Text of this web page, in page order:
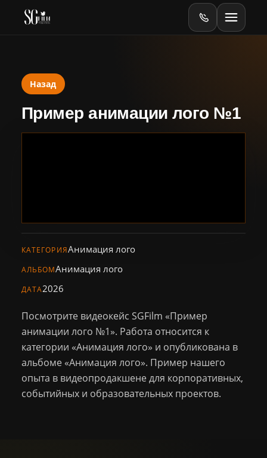
Главная
Оборудование
Персонал
Новости
Контакты
Тел.:+7 (926) 102-29-57
Назад
Пример анимации лого №1
КАТЕГОРИЯАнимация лого
АЛЬБОМАнимация лого
ДАТА2026
Посмотрите видеокейс SGFilm «Пример
анимации лого №1». Работа относится к
категории «Анимация лого» и опубликована в
альбоме «Анимация лого». Пример нашего
опыта в видеопродакшене для корпоративных,
событийных и образовательных проектов.